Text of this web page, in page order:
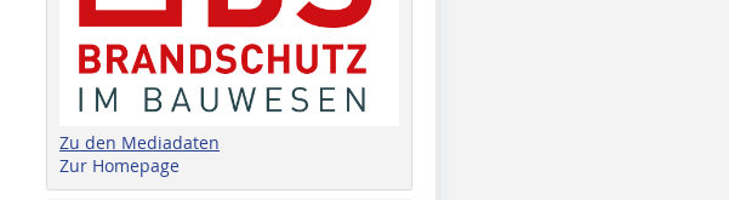
Zu den Mediadaten
Zur Homepage